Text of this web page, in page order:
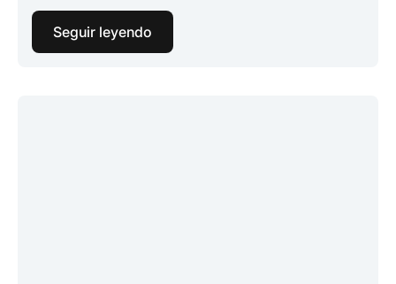
Seguir leyendo